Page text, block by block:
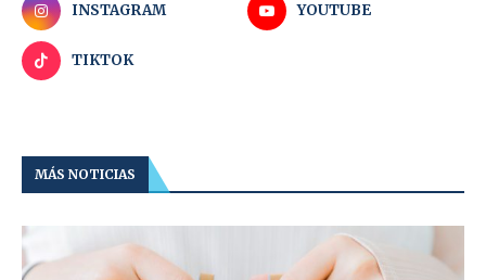
INSTAGRAM YOUTUBE
TIKTOK
MÁS NOTICIAS